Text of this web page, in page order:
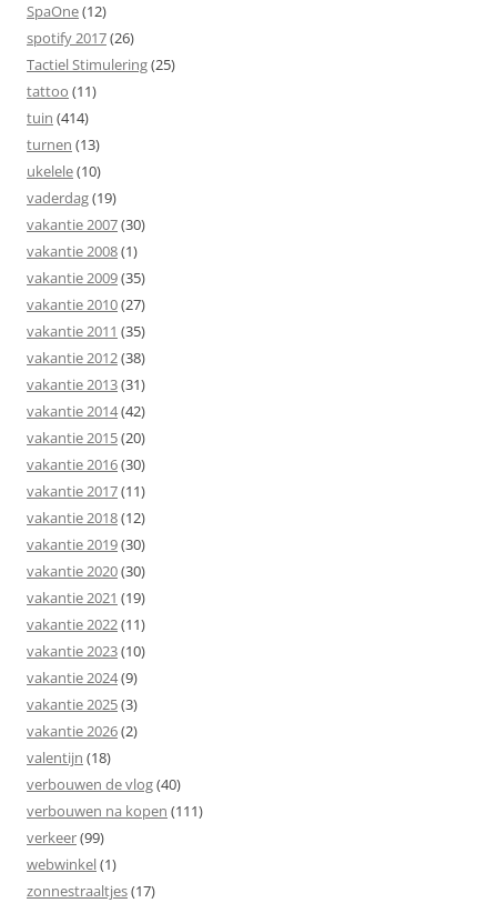
SpaOne(12)
spotify 2017(26)
Tactiel Stimulering(25)
tattoo (11)
tuin (414)
turnen (13)
ukelele(10)
vaderdag(19)
vakantie 2007(30)
vakantie 2008(1)
vakantie 2009(35)
vakantie 2010(27)
vakantie 2011 (35)
vakantie 2012(38)
vakantie 2013(31)
vakantie 2014(42)
vakantie 2015(20)
vakantie 2016(30)
vakantie 2017(11)
vakantie 2018(12)
vakantie 2019(30)
vakantie 2020(30)
vakantie 2021 (19)
vakantie 2022(11)
vakantie 2023(10)
vakantie 2024(9)
vakantie 2025(3)
vakantie 2026(2)
valentijn (18)
verbouwen de vlog(40)
verbouwen na kopen (111)
verkeer(99)
webwinkel(1)
zonnestraaltjes(17)